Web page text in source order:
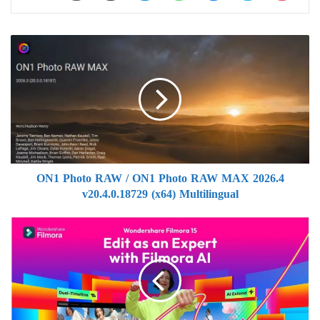
ON1
RAW
/
ON1
Photo
RAW
MAX
2026.4
v20.4.0.18729
ON1 Photo RAW / ON1 Photo RAW MAX 2026.4
v20.4.0.18729 (x64) Multilingual
تحميل
كامل
مفعل
Wondershare
Filmora
15.5.3.19727